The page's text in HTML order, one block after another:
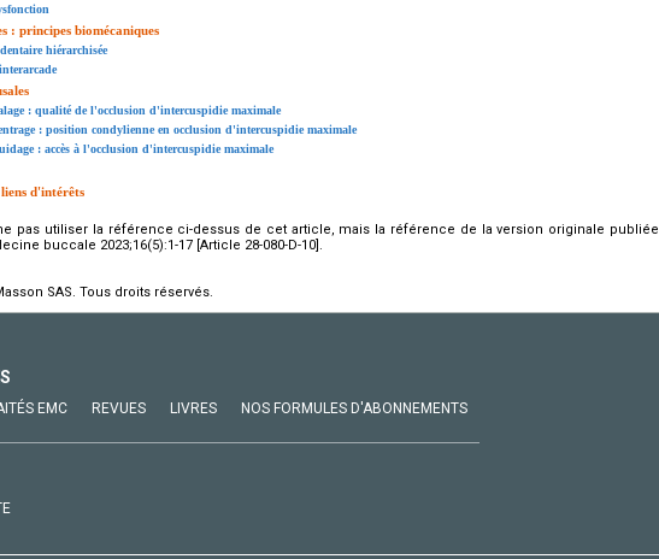
: principes biomécaniques
hiérarchisée
: qualité de l'occlusion d'intercuspidie maximale
: position condylienne en occlusion d'intercuspidie maximale
: accès à l'occlusion d'intercuspidie maximale
d'intérêts
pas utiliser la référence ci-dessus de cet article, mais la référence de la version originale publiée
buccale 2023;16(5):1-17 [Article 28-080-D-10].
SAS. Tous droits réservés.
EMC REVUES LIVRES NOS FORMULES D'ABONNEMENTS